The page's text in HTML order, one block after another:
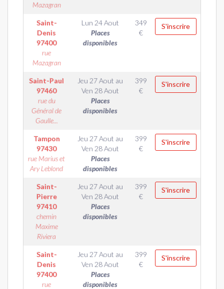
Mazagran
Saint-
Denis
97400
rue
Mazagran
Lun 24 Aout
Places
disponibles
349
€
S'inscrire
Saint-Paul
97460
rue du
Général de
Gaulle...
Jeu 27 Aout au
Ven 28 Aout
Places
disponibles
399
€
S'inscrire
Tampon
97430
rue Marius et
Ary Leblond
Jeu 27 Aout au
Ven 28 Aout
Places
disponibles
399
€
S'inscrire
Saint-
Pierre
97410
chemin
Maxime
Riviera
Jeu 27 Aout au
Ven 28 Aout
Places
disponibles
399
€
S'inscrire
Saint-
Denis
97400
rue
Jeu 27 Aout au
Ven 28 Aout
Places
disponibles
399
€
S'inscrire